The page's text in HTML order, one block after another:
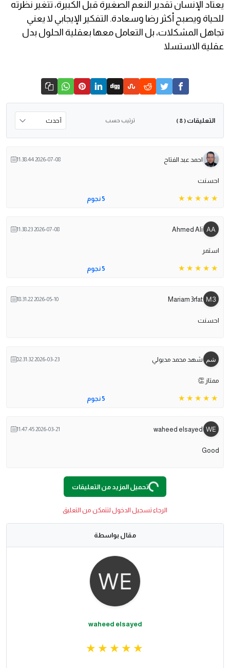
يعتاد الإنسان تقدير النعم الصغيرة قبل الكبيرة، تتغير نظرته
للحياة ويصبح أكثر رضا وسعادة. التفكير الإيجابي لا يعني
تجاهل المشكلات، بل التعامل معها بعقلية الحلول بدل
عقلية الاستسلا
التعليقات ( 8 ) ترتيب حسب
احمد عبد الفتاح 2026-07-08 11:38:44
احسنت
5 نجوم
Ahmed Ali
2026-07-08 11:38:23
استمر
5 نجوم
Mariam 3rfat
2026-05-10 18:31:22
احسنت
شهد محمد مدبولي 2026-03-23 02:31:32
ممتاز 👏
5 نجوم
waheed elsayed
2026-03-21 11:47:45
Good
Loading
...
تحميل المزيد من التعليقات
الرجاء تسجيل الدخول لتتمكن من التعليق
مقال بواسطة
waheed elsayed